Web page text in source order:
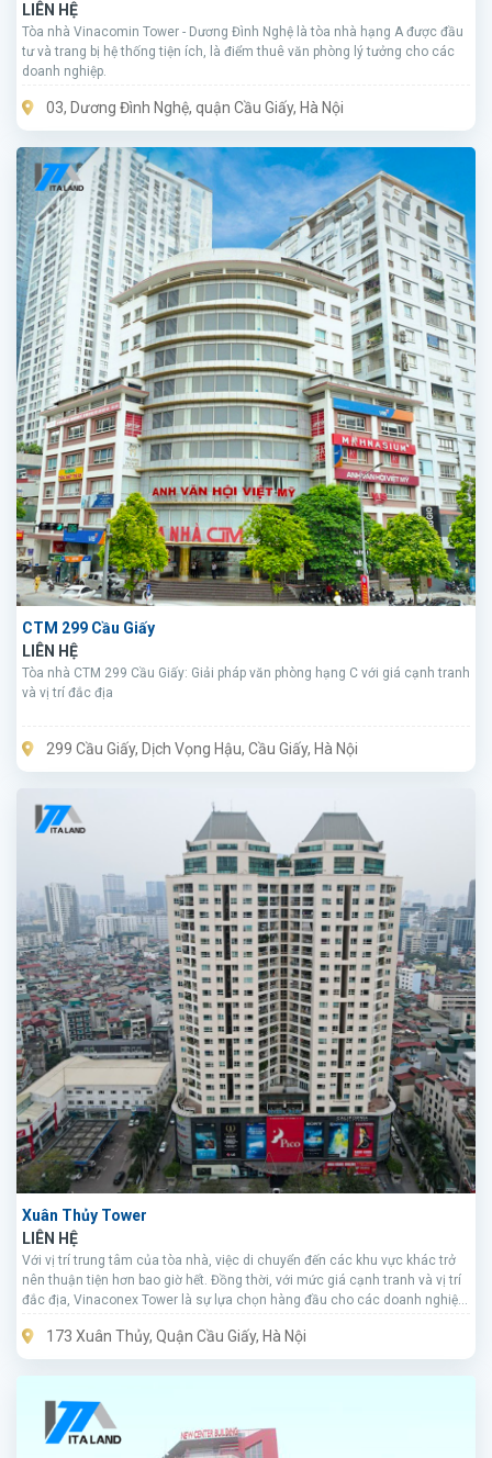
LIÊN HỆ
Tòa nhà Vinacomin Tower - Dương Đình Nghệ là tòa nhà hạng A được đầu
tư và trang bị hệ thống tiện ích, là điểm thuê văn phòng lý tưởng cho các
doanh nghiệp.
03, Dương Đình Nghệ, quận Cầu Giấy, Hà Nội
CTM 299 Cầu Giấy
LIÊN HỆ
Tòa nhà CTM 299 Cầu Giấy: Giải pháp văn phòng hạng C với giá cạnh tranh
và vị trí đắc địa
299 Cầu Giấy, Dịch Vọng Hậu, Cầu Giấy, Hà Nội
Xuân Thủy Tower
LIÊN HỆ
Với vị trí trung tâm của tòa nhà, việc di chuyển đến các khu vực khác trở
nên thuận tiện hơn bao giờ hết. Đồng thời, với mức giá cạnh tranh và vị trí
đắc địa, Vinaconex Tower là sự lựa chọn hàng đầu cho các doanh nghiệp
173 Xuân Thủy, Quận Cầu Giấy, Hà Nội